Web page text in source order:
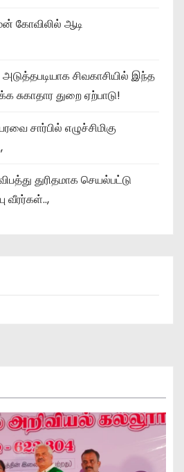
கோவிலில் ஆடி
சிவகாசியில் இந்த
சுகாதார துறை ஏற்பாடு!
சார்பில் எழுச்சிமிகு
துரிதமாக செயல்பட்டு